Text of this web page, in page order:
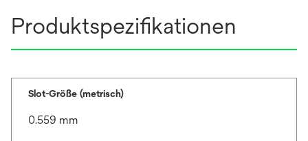
Produktspezifikationen
Slot-Größe (metrisch)
0.559 mm